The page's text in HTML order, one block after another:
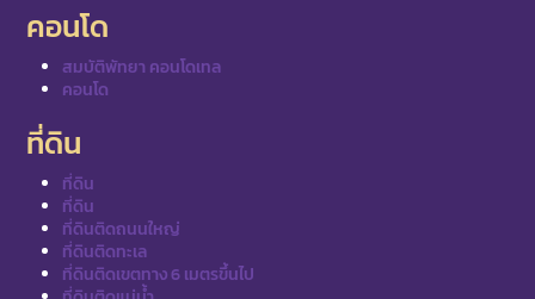
คอนโด
สมบัติพัทยา คอนโดเทล
คอนโด
ที่ดิน
ที่ดิน
ที่ดิน
ที่ดินติดถนนใหญ่
ที่ดินติดทะเล
ที่ดินติดเขตทาง 6 เมตรขึ้นไป